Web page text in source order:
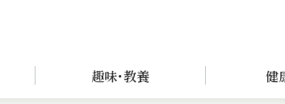
趣味･教養 健